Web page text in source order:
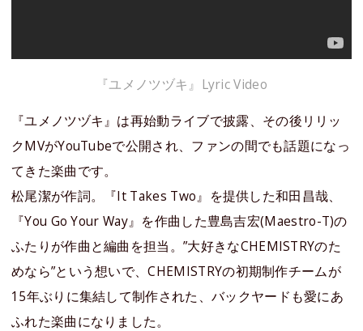
『ユメノツヅキ』Lyric Video
『ユメノツヅキ』は再始動ライブで披露、その後リリッ
クMVがYouTubeで公開され、ファンの間でも話題になっ
てきた楽曲です。
松尾潔が作詞。『It Takes Two』を提供した和田昌哉、
『You Go Your Way』を作曲した豊島吉宏(Maestro-T)の
ふたりが作曲と編曲を担当。”大好きなCHEMISTRYのた
めなら”という想いで、CHEMISTRYの初期制作チームが
15年ぶりに集結して制作された、バックヤードも愛にあ
ふれた楽曲になりました。